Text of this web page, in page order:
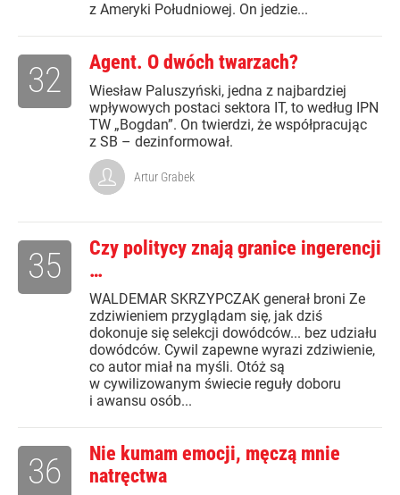
z Ameryki Południowej. On jedzie...
Agent. O dwóch twarzach?
Wiesław Paluszyński, jedna z najbardziej
wpływowych postaci sektora IT, to według IPN
TW „Bogdan”. On twierdzi, że współpracując
z SB – dezinformował.
32
Artur Grabek
Czy politycy znają granice ingerencji
…
WALDEMAR SKRZYPCZAK generał broni Ze
zdziwieniem przyglądam się, jak dziś
dokonuje się selekcji dowódców... bez udziału
dowódców. Cywil zapewne wyrazi zdziwienie,
co autor miał na myśli. Otóż są
w cywilizowanym świecie reguły doboru
i awansu osób...
35
Nie kumam emocji, męczą mnie
natręctwa
36